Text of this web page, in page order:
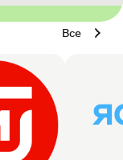
Все